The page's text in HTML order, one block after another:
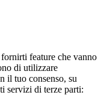
feature che vanno
di utilizzare
il tuo consenso, su
servizi di terze parti: